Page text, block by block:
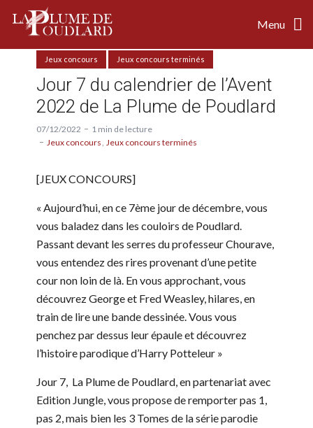
Menu
Jeux concours Jeux concours terminés
Jour 7 du calendrier de l’Avent
2022 de La Plume de Poudlard
07/12/2022
1 min de lecture
Jeux concours
Jeux concours terminés
[JEUX CONCOURS]
« Aujourd’hui, en ce 7ème jour de décembre, vous
vous baladez dans les couloirs de Poudlard.
Passant devant les serres du professeur Chourave,
vous entendez des rires provenant d’une petite
cour non loin de là. En vous approchant, vous
découvrez George et Fred Weasley, hilares, en
train de lire une bande dessinée. Vous vous
penchez par dessus leur épaule et découvrez
l’histoire parodique d’Harry Potteleur »
Jour 7, La Plume de Poudlard, en partenariat avec
Edition Jungle, vous propose de remporter pas 1,
pas 2, mais bien les 3 Tomes de la série parodie